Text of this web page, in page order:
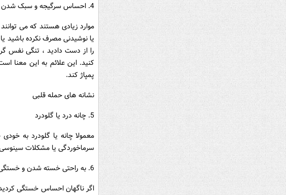
4. احساس سرگیجه و سبک شدن سر
موارد زیادی هستند که می توانند
یا نوشیدنی مصرف نکرده باشید
را از دست دادید ، تنگی نفس
کنید. این علائم به این معنا
پمپاژ کند.
نشانه های حمله قلبی
5. چانه درد یا گلودرد
معمولا چانه یا گلودرد به
سرماخوردگی یا مشکلات
6. به راحتی خسته شدن و خستگی بیش از حد
اگر ناگهان احساس خستگی کردید